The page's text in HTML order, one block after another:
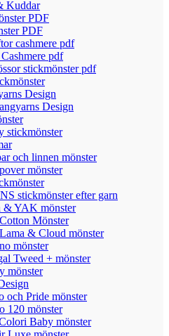
Kuddar
PDF
PDF
cashmere pdf
pdf
stickmönster pdf
Design
Design
stickmönster
och linnen mönster
mönster
stickmönster efter garn
& YAK mönster
Mönster
& Cloud mönster
mönster
Tweed + mönster
mönster
och Pride mönster
120 mönster
Baby mönster